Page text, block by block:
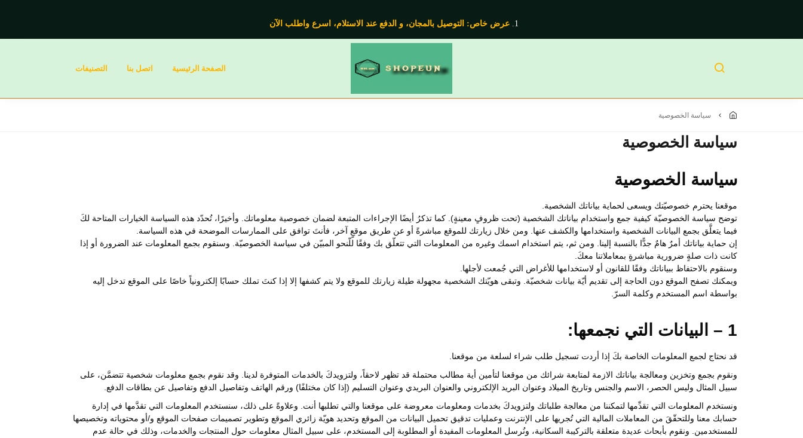
عرض خاص: التوصيل بالمجان، و الدفع عند الاستلام، اسرع واطلب الآن
الصفحة الرئيسية اتصل بنا التصنيفات
سياسة الخصوصية
سياسة الخصوصية
سياسة الخصوصية
موقعنا يحترم خصوصيّتك ويسعى لحماية بياناتك الشخصية.
توضح سياسة الخصوصيّة كيفية جمع واستخدام بياناتك الشخصية (تحت ظروفٍ معينةٍ). كما تذكرُ أيضًا الإجراءات المتبعة لضمان خصوصية معلوماتك. وأخيرًا، تُحدّد هذه السياسة الخيارات المتاحة لكَ
فيما يتعلَّق بجمع البيانات الشخصية واستخدامها والكشف عنها. ومن خلال زيارتك للموقع مباشرةً أو عن طريق موقعٍ آخر، فأنتَ توافق على الممارسات الموضحة في هذه السياسة.
إن حماية بياناتك أمرٌ هامٌ جدًّا بالنسبة إلينا. ومن ثم، يتم استخدام اسمك وغيره من المعلومات التي تتعلّق بك وفقًا للّنحو المبيّن في سياسة الخصوصيّة. وسنقوم بجمع المعلومات عند الضرورة أو إذا
كانت ذات صلةٍ ضرورية مباشرةٍ بمعاملاتنا معكَ.
وسنقوم بالاحتفاظ ببياناتك وفقًا للقانون أو لاستخدامها للأغراض التي جُمعت لأجلها.
ويمكنك تصفح الموقع دون الحاجة إلى تقديم أيّة بيانات شخصيّة. وتبقى هويّتك الشخصية مجهولة طيلة زيارتك للموقع ولا يتم كشفها إلا إذا كنتَ تملك حسابًا إلكترونياً خاصًا على الموقع تدخل إليه
بواسطة اسم المستخدم وكلمة السرّ.
1 – البيانات التي نجمعها:
قد نحتاج لجمع المعلومات الخاصة بكَ إذا أردت تسجيل طلب شراء لسلعة من موقعنا.
ونقوم بجمع وتخزين ومعالجة بياناتك الازمة لمتابعة شرائك من موقعنا لتأمين أية مطالب محتملة قد تظهر لاحقاً، ولتزويدكَ بالخدمات المتوفرة لدينا. وقد نقوم بجمع معلومات شخصية تتضمَّن، على
سبيل المثال وليس الحصر، الاسم والجنس وتاريخ الميلاد وعنوان البريد الإلكتروني والعنوان البريدي وعنوان التسليم (إذا كان مختلفًا) ورقم الهاتف وتفاصيل الدفع وتفاصيل عن بطاقات الدفع.
ونستخدم المعلومات التي تقدِّمها لتمكننا من معالجة طلباتك ولتزويدكَ بخدمات ومعلومات معروضة على موقعنا والتي تطلبها أنت. وعلاوةً على ذلك، سنستخدم المعلومات التي تقدَّمها في إدارة
حسابك معنا وللتحقّقَ من المعاملات المالية التي تُجريها على الإنترنت وعمليات تدقيق تحميل البيانات من الموقع وتحديد هويّة زائري الموقع وتطوير تصميمات صفحات الموقع و/أو محتوياته وتخصيصها
للمستخدمين. ونقوم بأبحاث عديدة متعلقة بالتركيبة السكانية، ونُرسل المعلومات المفيدة أو المطلوبة إلى المستخدم، على سبيل المثال معلومات حول المنتجات والخدمات، وذلك في حالة عدم